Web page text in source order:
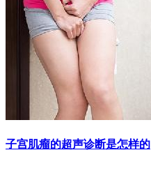
子宫肌瘤的超声诊断是怎样的